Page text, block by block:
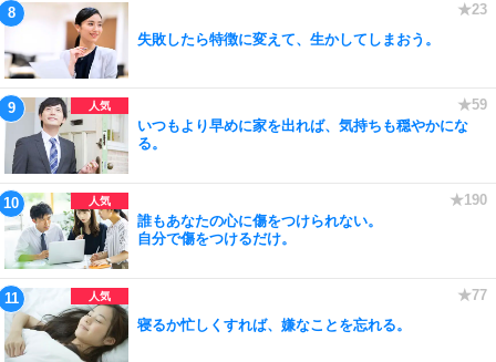
失敗したら特徴に変えて、生かしてしまおう。
いつもより早めに家を出れば、気持ちも穏やかにな
る。
誰もあなたの心に傷をつけられない。
自分で傷をつけるだけ。
寝るか忙しくすれば、嫌なことを忘れる。